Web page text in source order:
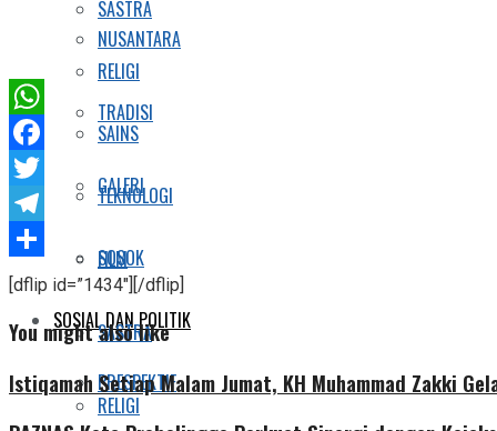
SASTRA
RELIGI
SAINS
TEKNOLOGI
SOSOK
SOSIAL DAN POLITIK
PRESPEKTIF
NUSANTARA
TRADISI
GALERI
FILM
SASTRA
RELIGI
WhatsApp
Facebook
Twitter
Telegram
Share
[dflip id=”1434″][/dflip]
You might also like
Istiqamah Setiap Malam Jumat, KH Muhammad Zakki